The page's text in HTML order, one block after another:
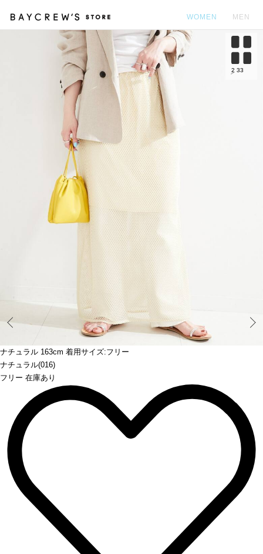
WOMEN MEN
ナチュラル 163cm 着用サイズ:フリー
ナチュラル(016)
フリー 在庫あり
2 33